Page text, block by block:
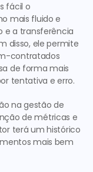
fácil o
mais fluido e
e a transferência
disso, ele permite
contratados
de forma mais
tentativa e erro.
na gestão de
de métricas e
terá um histórico
mais bem